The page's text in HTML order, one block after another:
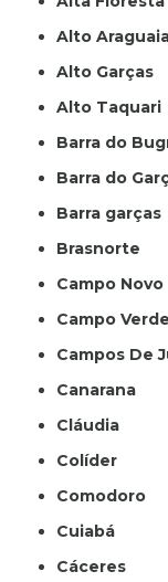
Alto
Alto Garças
Alto Taquari
Barra do
Barra do
Barra garças
Brasnorte
Campo
Campo Verde
Campos De
Canarana
Cláudia
Colíder
Comodoro
Cuiabá
Cáceres